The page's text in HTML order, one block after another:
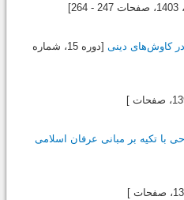
1403، صفحات 247 - 264]
در کاوش‌های دینی
[دوره 15، شماره
، صفحات ]
با تکیه بر مبانی عرفان اسلامی
، صفحات ]